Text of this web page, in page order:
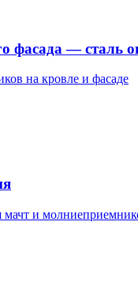
фасада — сталь
на кровле и фасаде
и